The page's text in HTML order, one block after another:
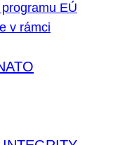
EÚ
v rámci